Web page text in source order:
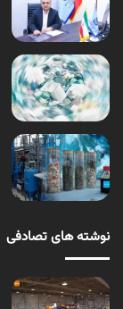
نوشته های تصادفی